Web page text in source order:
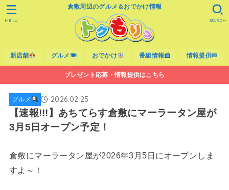
倉敷周辺のグルメ＆おでかけ情報
新店舗 グルメ🍽 おでかけ 番組情報 情報提供✉
SEARCH
MENU
プレゼント応募・情報提供はこちら
グルメ 2026.02.25
【速報!!!】あちてらす倉敷にマーラータン屋が
3月5日オープン予定！
倉敷にマーラータン屋が2026年3月5日にオープンしま
すよ～！